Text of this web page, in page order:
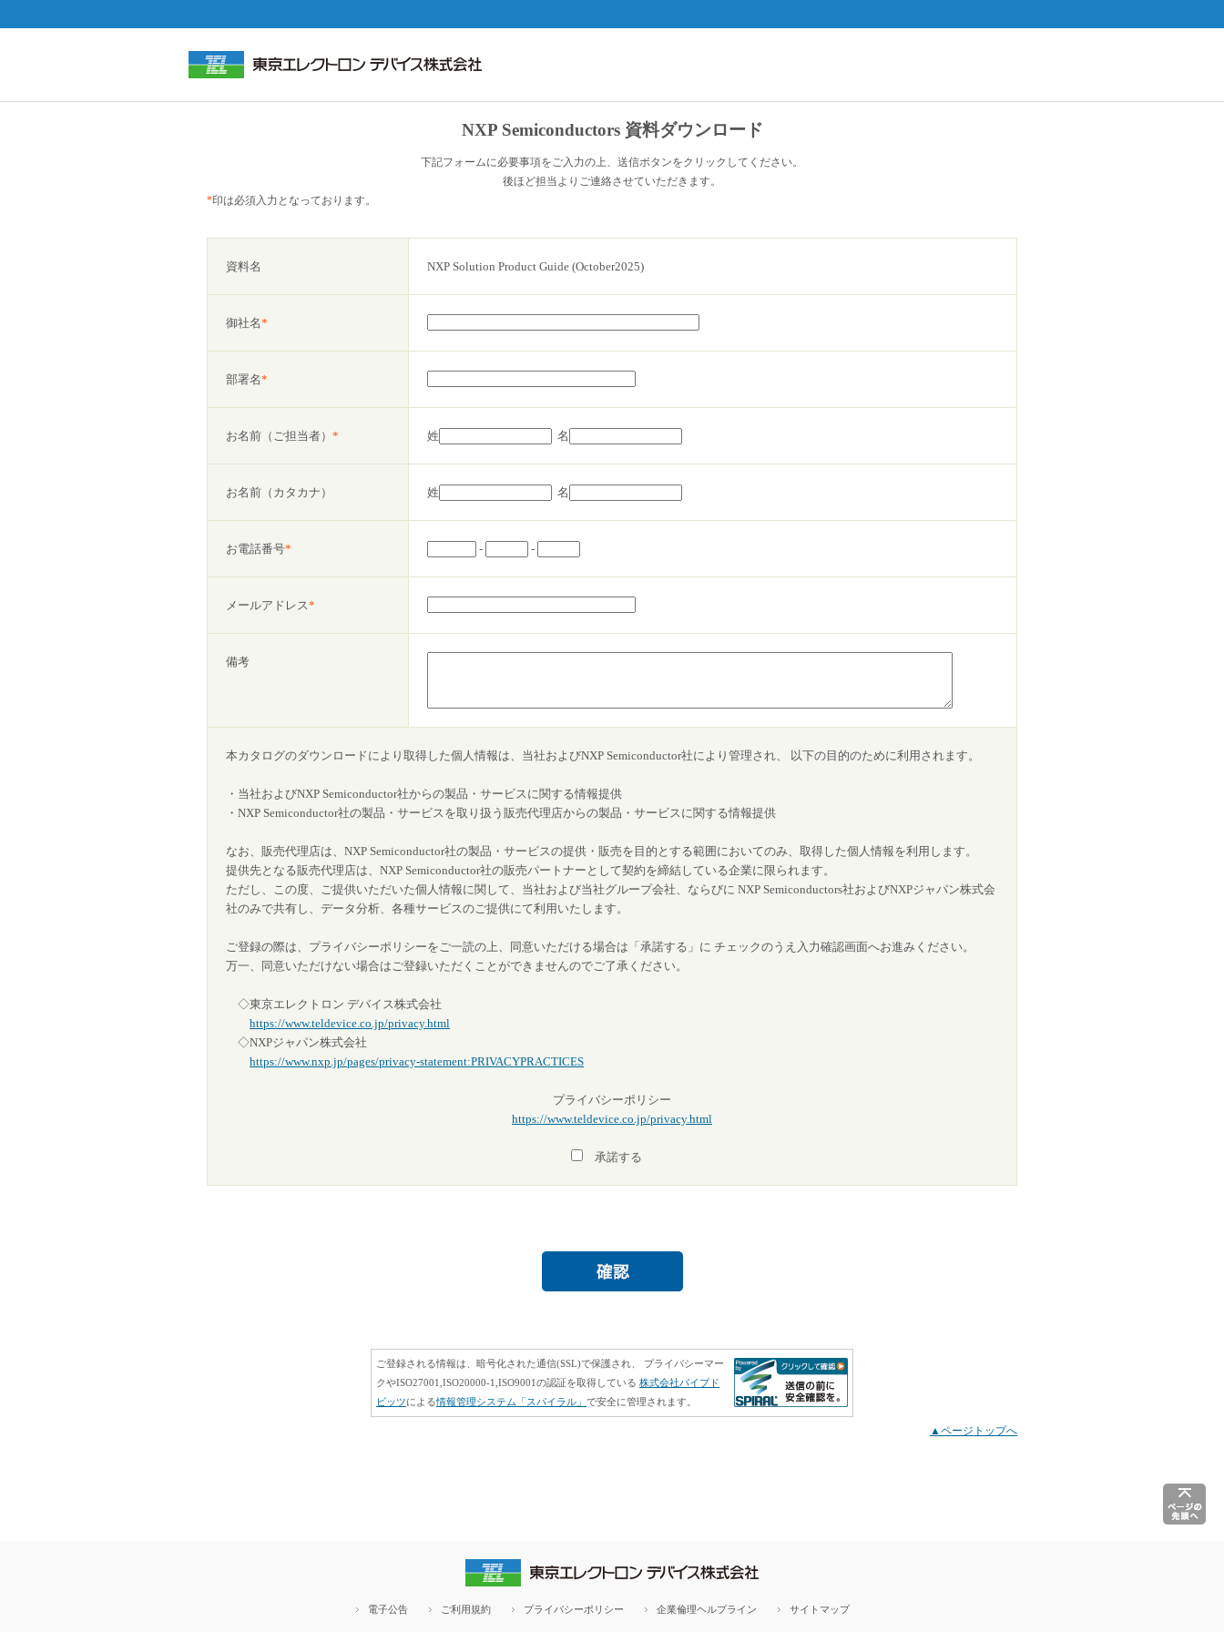
NXP Semiconductors 資料ダウンロード
下記フォームに必要事項をご入力の上、送信ボタンをクリックしてください。
後ほど担当よりご連絡させていただきます。
*印は必須入力となっております。
資料名 NXP Solution Product Guide (October2025)
御社名*
部署名*
お名前（ご担当者） * 姓 名
お名前（カタカナ） 姓 名
お電話番号* - -
メールアドレス*
備考
本カタログのダウンロードにより取得した個人情報は、当社およびNXP Semiconductor社により管理され、 以下の目的のために利用されます。
・当社およびNXP Semiconductor社からの製品・サービスに関する情報提供
・NXP Semiconductor社の製品・サービスを取り扱う販売代理店からの製品・サービスに関する情報提供
なお、販売代理店は、NXP Semiconductor社の製品・サービスの提供・販売を目的とする範囲においてのみ、取得した個人情報を利用します。
提供先となる販売代理店は、NXP Semiconductor社の販売パートナーとして契約を締結している企業に限られます。
ただし、この度、ご提供いただいた個人情報に関して、当社および当社グループ会社、ならびに NXP Semiconductors社およびNXPジャパン株式会
社のみで共有し、データ分析、各種サービスのご提供にて利用いたします。
ご登録の際は、プライバシーポリシーをご一読の上、同意いただける場合は「承諾する」に チェックのうえ入力確認画面へお進みください。
万一、同意いただけない場合はご登録いただくことができませんのでご了承ください。
◇東京エレクトロン デバイス株式会社
https://www.teldevice.co.jp/privacy.html
◇NXPジャパン株式会社
https://www.nxp.jp/pages/privacy-statement:PRIVACYPRACTICES
プライバシーポリシー
https://www.teldevice.co.jp/privacy.html
承諾する
ご登録される情報は、暗号化された通信(SSL)で保護され、 プライバシーマー
クやISO27001,ISO20000-1,ISO9001の認証を取得している 株式会社パイプド
ビッツによる情報管理システム「スパイラル」 で安全に管理されます。
▲ページトップへ
電子公告 ご利用規約 プライバシーポリシー 企業倫理ヘルプライン サイトマップ